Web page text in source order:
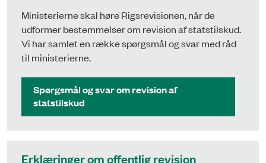
Ministerierne skal høre Rigsrevisionen, når de
udformer bestemmelser om revision af statstilskud.
Vi har samlet en række spørgsmål og svar med råd
til ministerierne.
Spørgsmål og svar om revision af
statstilskud
Erklæringer om offentlig revision